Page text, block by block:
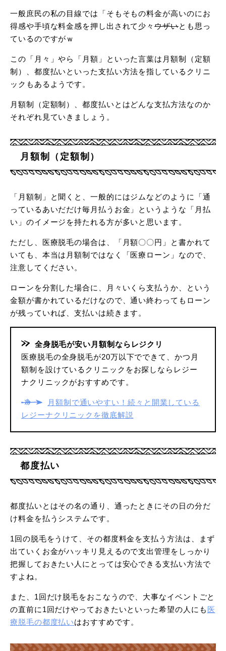
一般庶民の私の目線では「そもそもの料金が高いのにお
得感や手頃な料金感を押し出されて少々ウザいとも思っ
ているのですがｗ
この「月々」やら「月額」といった言葉は月額制（定額
制）、都度払いといった支払い方法を指しているクリニ
ックもあるようです。
月額制（定額制）、都度払いとはどんな支払方法なのか
それぞれ見ていきましょう。
月額制（定額制）
「月額制」と聞くと、一般的にはジムなどのように「通
っているあいだだけ毎月払うお金」というような「月払
い」のイメージを持たれる方が多いと思います。
ただし、医療脱毛の場合は、「月額〇〇円」と書かれて
いても、本当は月額制ではなく「医療ローン」なので、
注意してください。
ローンを分割した場合に、月々いくら支払うか、という
金額が書かれているだけなので、通い終わってもローン
が残っていれば、支払いは続きます。
全身脱毛が安い月額制ならレジクリ
医療脱毛の全身脱毛が20万以下でできて、かつ月
額制を設けているクリニックをお探しならレジー
ナクリニックがおすすめです。
月額制で通いやすい！続々と開業している
レジーナクリニックを徹底解説
都度払い
都度払いとはその名の通り、通ったときにその日の分だ
け料金を払うシステムです。
1回の脱毛をうけて、その都度料金を支払う方法は、まず
出ていくお金がハッキリ見えるので支出管理をしっかり
把握しておきたい人にとっては安心できる支払い方法で
すよね。
また、1回だけ脱毛をおこなうので、大事なイベントごと
の直前に1回だけやっておきたいといった希望の人にも 医
療脱毛の都度払いはおすすめです。